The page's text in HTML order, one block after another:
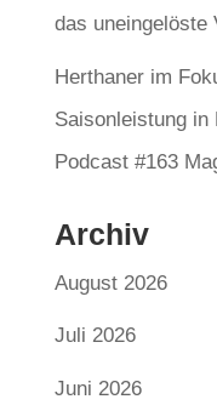
das uneingelöste
Herthaner im
Saisonleistung in
Podcast #163
Archiv
August 2026
Juli 2026
Juni 2026